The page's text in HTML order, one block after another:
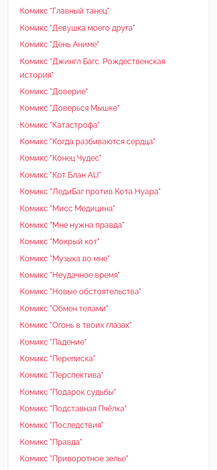
Комикс "Главный танец"
Комикс "Девушка моего друга"
Комикс "День Аниме"
Комикс "Джингл Багс. Рождественская
история"
Комикс "Доверие"
Комикс "Доверься Мышке"
Комикс "Катастрофа"
Комикс "Когда разбиваются сердца"
Комикс "Конец Чудес"
Комикс "Кот Блан AU"
Комикс "ЛедиБаг против Кота Нуара"
Комикс "Мисс Медицина"
Комикс "Мне нужна правда"
Комикс "Мокрый кот"
Комикс "Музыка во мне"
Комикс "Неудачное время"
Комикс "Новые обстоятельства"
Комикс "Обмен телами"
Комикс "Огонь в твоих глазах"
Комикс "Падение"
Комикс "Переписка"
Комикс "Перспектива"
Комикс "Подарок судьбы"
Комикс "Подставная Пчёлка"
Комикс "Последствия"
Комикс "Правда"
Комикс "Приворотное зелье"